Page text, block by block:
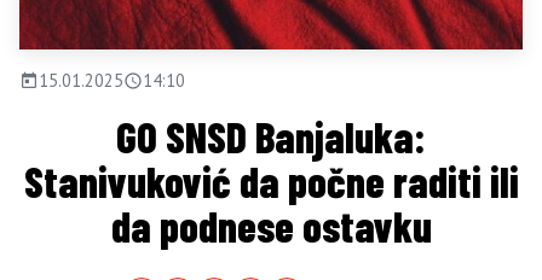
15.01.2025 14:10
GO SNSD Banjaluka:
Stanivuković da počne raditi ili
da podnese ostavku